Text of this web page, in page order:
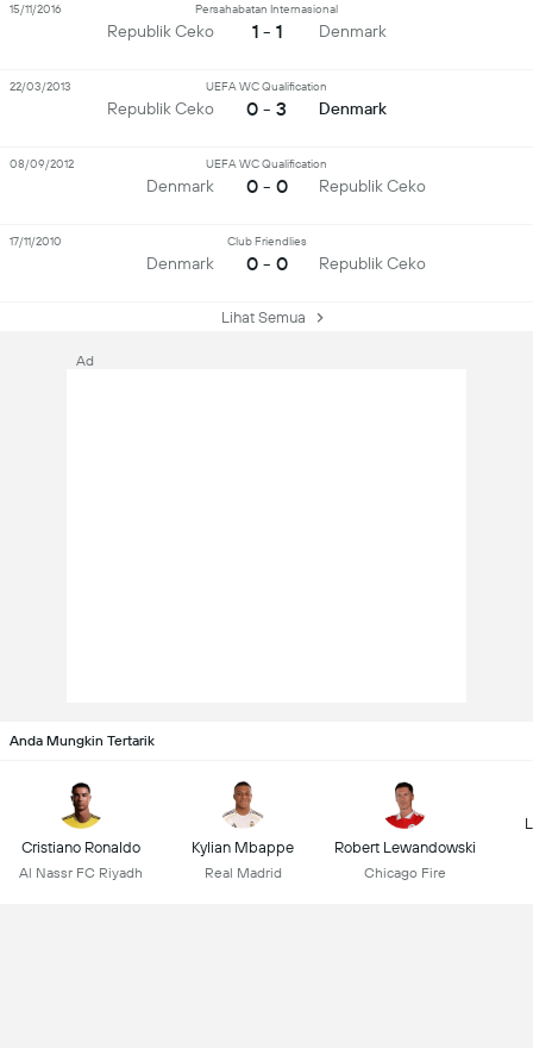
Republik Ceko
Persahabatan Internasional
1 - 1 Denmark
15/11/2016
Republik Ceko
UEFA WC Qualification
0 - 3 Denmark
22/03/2013
Denmark
UEFA WC Qualification
0 - 0 Republik Ceko
08/09/2012
Denmark
Club Friendlies
0 - 0 Republik Ceko
17/11/2010
Lihat Semua
Ad
Anda Mungkin Tertarik
Cristiano Ronaldo
Al Nassr FC Riyadh
Kylian Mbappe
Real Madrid
Robert Lewandowski
Chicago Fire